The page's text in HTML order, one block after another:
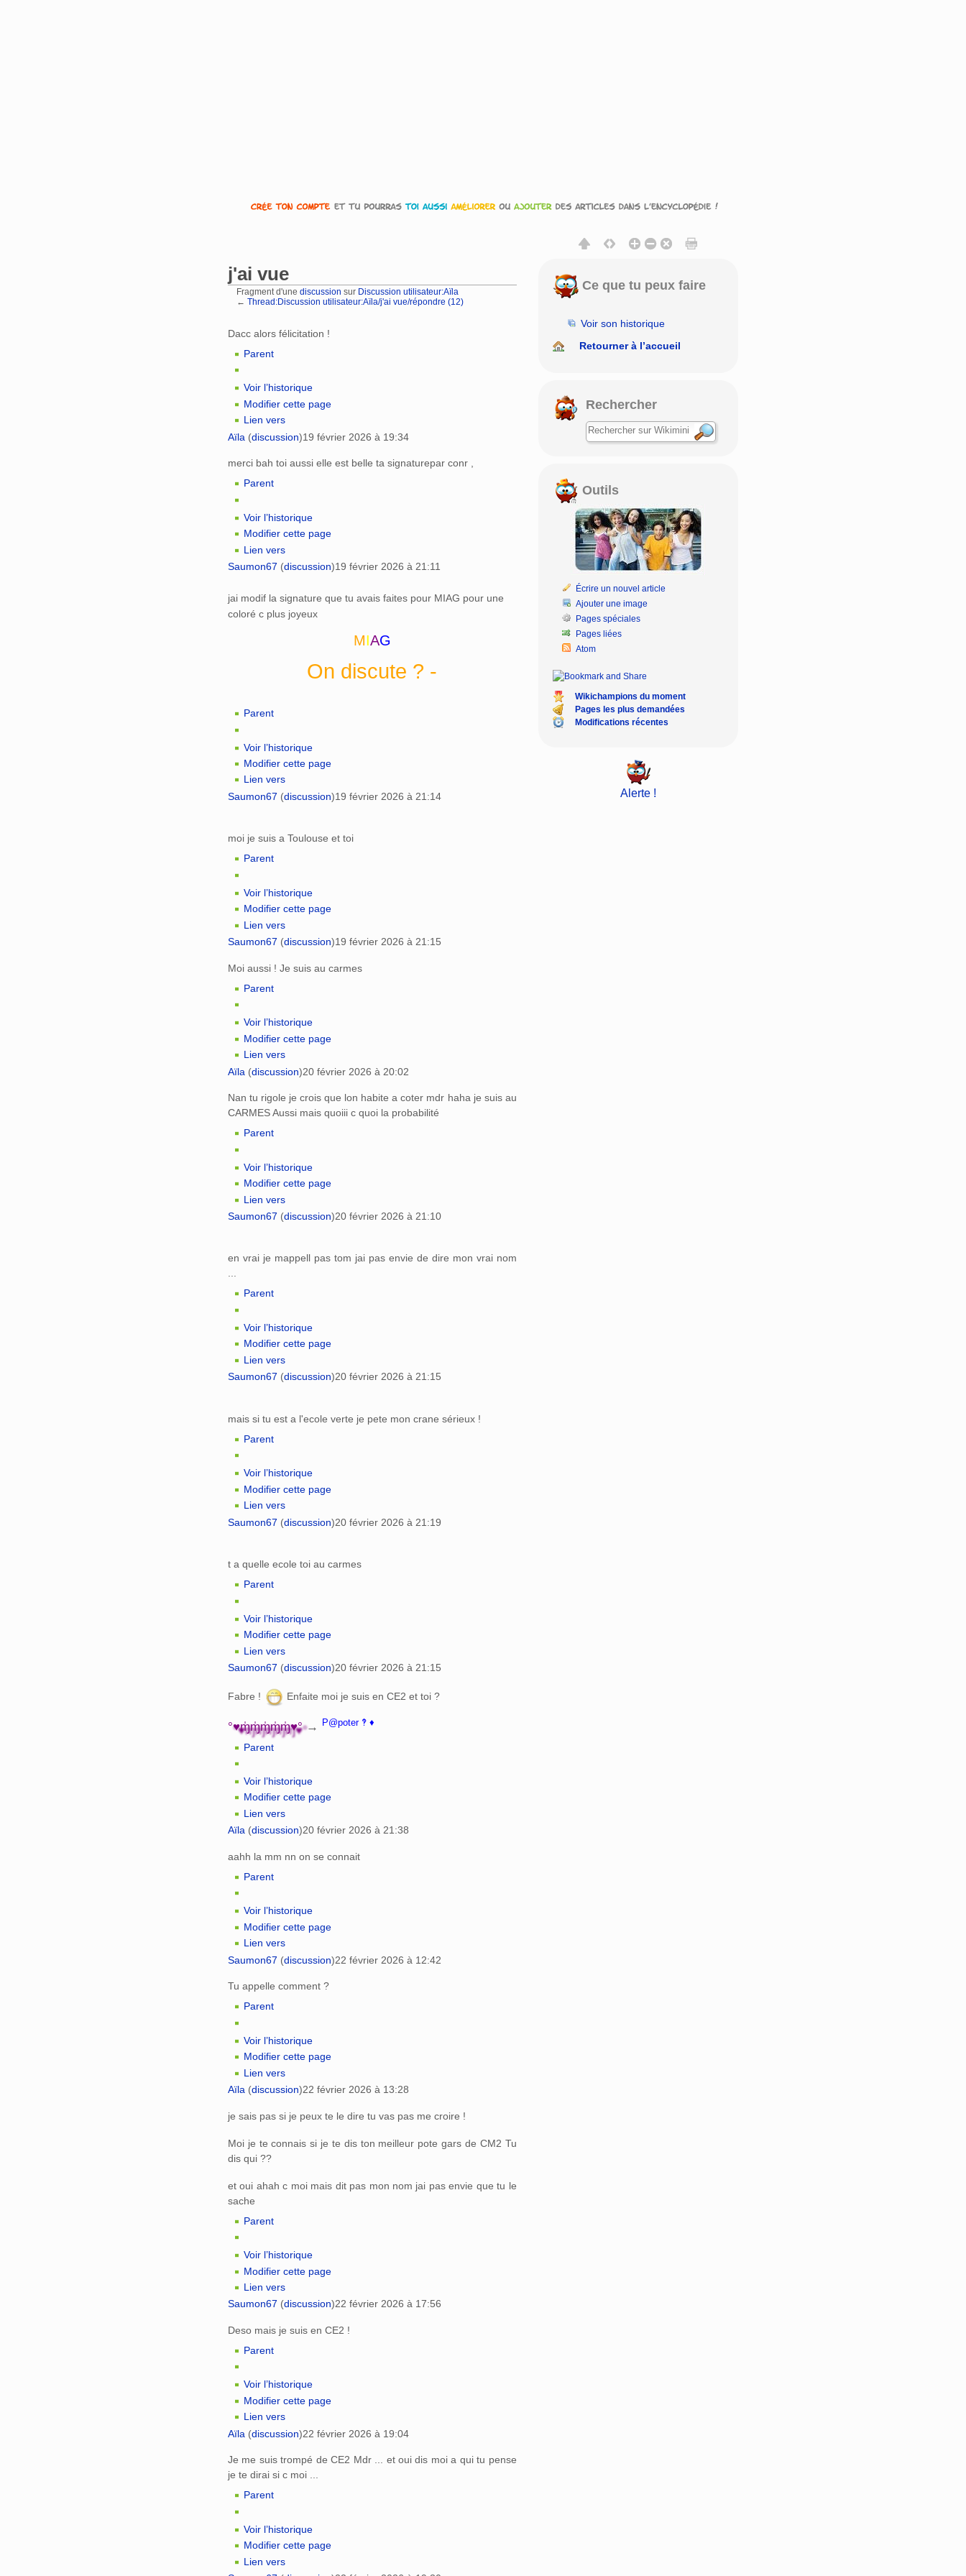
j'ai vue
Fragment d'une discussion sur Discussion utilisateur:Aïla
← Thread:Discussion utilisateur:Aïla/j'ai vue/répondre (12)
Dacc alors félicitation !
Parent
Voir l’historique
Modifier cette page
Lien vers
Aïla (discussion)19 février 2026 à 19:34
merci bah toi aussi elle est belle ta signaturepar conr ,
Parent
Voir l’historique
Modifier cette page
Lien vers
Saumon67 (discussion)19 février 2026 à 21:11
jai modif la signature que tu avais faites pour MIAG pour une
coloré c plus joyeux
MIAG
On discute ? -
Parent
Voir l’historique
Modifier cette page
Lien vers
Saumon67 (discussion)19 février 2026 à 21:14
moi je suis a Toulouse et toi
Parent
Voir l’historique
Modifier cette page
Lien vers
Saumon67 (discussion)19 février 2026 à 21:15
Moi aussi ! Je suis au carmes
Parent
Voir l’historique
Modifier cette page
Lien vers
Aïla (discussion)20 février 2026 à 20:02
Nan tu rigole je crois que lon habite a coter mdr haha je suis au
CARMES Aussi mais quoiii c quoi la probabilité
Parent
Voir l’historique
Modifier cette page
Lien vers
Saumon67 (discussion)20 février 2026 à 21:10
en vrai je mappell pas tom jai pas envie de dire mon vrai nom
...
Parent
Voir l’historique
Modifier cette page
Lien vers
Saumon67 (discussion)20 février 2026 à 21:15
mais si tu est a l'ecole verte je pete mon crane sérieux !
Parent
Voir l’historique
Modifier cette page
Lien vers
Saumon67 (discussion)20 février 2026 à 21:19
t a quelle ecole toi au carmes
Parent
Voir l’historique
Modifier cette page
Lien vers
Saumon67 (discussion)20 février 2026 à 21:15
Fabre ! Enfaite moi je suis en CE2 et toi ?
°♥ɱ̍ɱ̍ɱ̍ɱ̍ɱ̍♥°→ P@poter ‽ ♦
Parent
Voir l’historique
Modifier cette page
Lien vers
Aïla (discussion)20 février 2026 à 21:38
aahh la mm nn on se connait
Parent
Voir l’historique
Modifier cette page
Lien vers
Saumon67 (discussion)22 février 2026 à 12:42
Tu appelle comment ?
Parent
Voir l’historique
Modifier cette page
Lien vers
Aïla (discussion)22 février 2026 à 13:28
je sais pas si je peux te le dire tu vas pas me croire !
Moi je te connais si je te dis ton meilleur pote gars de CM2 Tu
dis qui ??
et oui ahah c moi mais dit pas mon nom jai pas envie que tu le
sache
Parent
Voir l’historique
Modifier cette page
Lien vers
Saumon67 (discussion)22 février 2026 à 17:56
Deso mais je suis en CE2 !
Parent
Voir l’historique
Modifier cette page
Lien vers
Aïla (discussion)22 février 2026 à 19:04
Je me suis trompé de CE2 Mdr ... et oui dis moi a qui tu pense
je te dirai si c moi ...
Parent
Voir l’historique
Modifier cette page
Lien vers
Ce que tu peux faire
Voir son historique
Retourner à l’accueil
Rechercher
Outils
Écrire un nouvel article
Ajouter une image
Pages spéciales
Pages liées
Atom
Wikichampions du moment
Pages les plus demandées
Modifications récentes
Alerte !